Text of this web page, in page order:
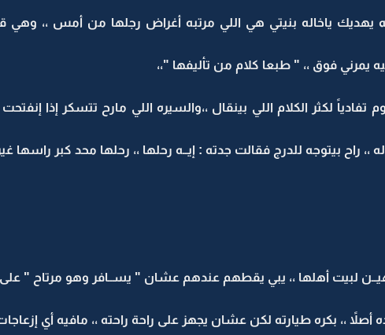
يهديك ياخاله بنيتي هي اللي مرتبه أغراض رجلها من أمس ،،
يمرني فوق ،، " طبعا كلام من تأليفها "،،
تفادياً لكثر الكلام اللي بينقال ،،والسيره اللي مارح تتسكر إذا
،، راح بيتوجه للدرج فقالت جدته : إيــه رحلها ،، رحلها محد كبر راسها
لبيت أهلها ،، يبي يقطهم عندهم عشان " يســافر وهو مرتاح "
،، بكره طيارته لكن عشان يجهز على راحة راحته ،، مافيه أي